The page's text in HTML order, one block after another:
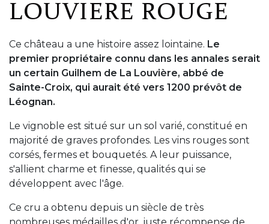
LOUVIERE ROUGE
Ce château a une histoire assez lointaine. Le
premier propriétaire connu dans les annales serait
un certain Guilhem de La Louvière, abbé de
Sainte-Croix, qui aurait été vers 1200 prévôt de
Léognan.
Le vignoble est situé sur un sol varié, constitué en
majorité de graves profondes. Les vins rouges sont
corsés, fermes et bouquetés. A leur puissance,
s'allient charme et finesse, qualités qui se
développent avec l'âge.
Ce cru a obtenu depuis un siècle de très